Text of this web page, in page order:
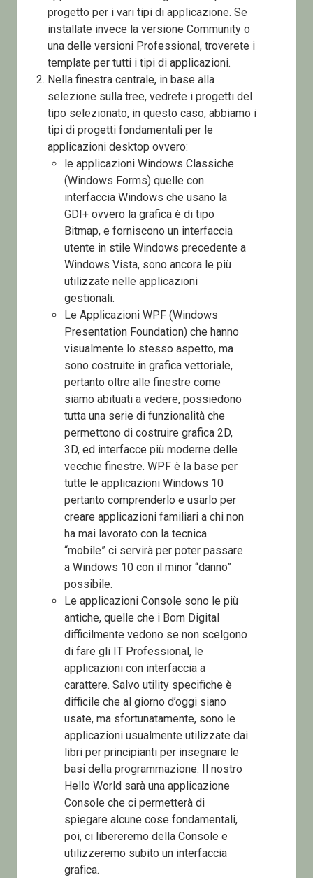
progetto per i vari tipi di applicazione. Se
installate invece la versione Community o
una delle versioni Professional, troverete i
template per tutti i tipi di applicazioni.
Nella finestra centrale, in base alla
selezione sulla tree, vedrete i progetti del
tipo selezionato, in questo caso, abbiamo i
tipi di progetti fondamentali per le
applicazioni desktop ovvero:
le applicazioni Windows Classiche
(Windows Forms) quelle con
interfaccia Windows che usano la
GDI+ ovvero la grafica è di tipo
Bitmap, e forniscono un interfaccia
utente in stile Windows precedente a
Windows Vista, sono ancora le più
utilizzate nelle applicazioni
gestionali.
Le Applicazioni WPF (Windows
Presentation Foundation) che hanno
visualmente lo stesso aspetto, ma
sono costruite in grafica vettoriale,
pertanto oltre alle finestre come
siamo abituati a vedere, possiedono
tutta una serie di funzionalità che
permettono di costruire grafica 2D,
3D, ed interfacce più moderne delle
vecchie finestre. WPF è la base per
tutte le applicazioni Windows 10
pertanto comprenderlo e usarlo per
creare applicazioni familiari a chi non
ha mai lavorato con la tecnica
“mobile” ci servirà per poter passare
a Windows 10 con il minor “danno”
possibile.
Le applicazioni Console sono le più
antiche, quelle che i Born Digital
difficilmente vedono se non scelgono
di fare gli IT Professional, le
applicazioni con interfaccia a
carattere. Salvo utility specifiche è
difficile che al giorno d’oggi siano
usate, ma sfortunatamente, sono le
applicazioni usualmente utilizzate dai
libri per principianti per insegnare le
basi della programmazione. Il nostro
Hello World sarà una applicazione
Console che ci permetterà di
spiegare alcune cose fondamentali,
poi, ci libereremo della Console e
utilizzeremo subito un interfaccia
grafica.